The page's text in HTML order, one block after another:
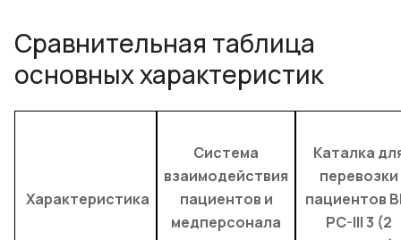
Сравнительная таблица
основных характеристик
Характеристика
Система
взаимодействия
пациентов и
медперсонала
Каталка
перевозки
пациентов
PC-III 3 (2